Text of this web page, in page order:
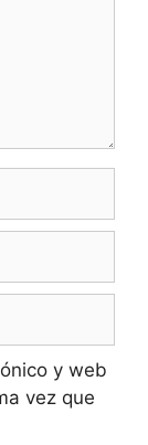
y web
vez que